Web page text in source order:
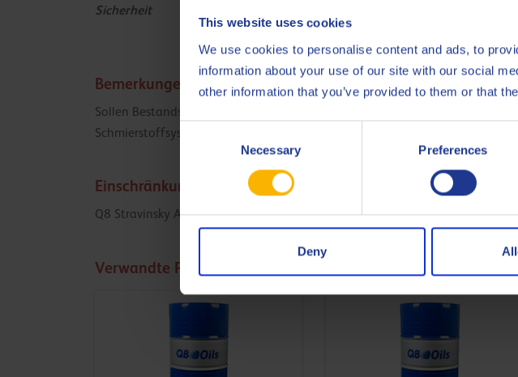
This website uses cookies
We use cookies to personalise content and ads, to
information about your use of our site with our social
other information that you’ve provided to them or that
Consent
Necessary Preferences
Deny
Sicherheit Abgestimmt auf
Bemerkungen
Sollen Bestandsanlagen von Mineralöl oder synthetischen Schmierstoffen
Schmierstoffsystem des Kompressors zu spülen.
Einschränkungen
Q8 Stravinsky AB eignet sich nicht zur Verwendung mit Kühlmitteln des
Verwandte Produkte